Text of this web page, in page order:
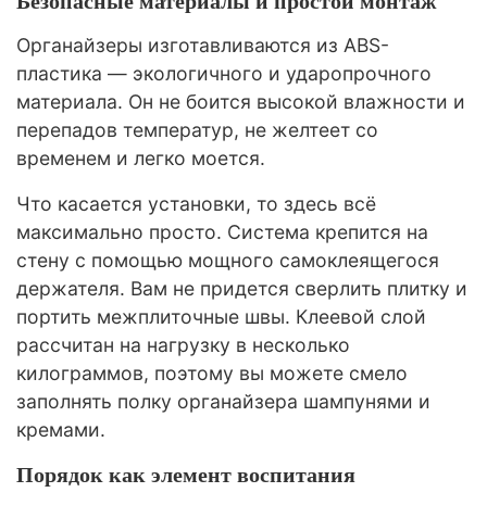
Органайзеры изготавливаются из ABS-
пластика — экологичного и ударопрочного
материала. Он не боится высокой влажности и
перепадов температур, не желтеет со
временем и легко моется.
Что касается установки, то здесь всё
максимально просто. Система крепится на
стену с помощью мощного самоклеящегося
держателя. Вам не придется сверлить плитку и
портить межплиточные швы. Клеевой слой
рассчитан на нагрузку в несколько
килограммов, поэтому вы можете смело
заполнять полку органайзера шампунями и
кремами.
Порядок как элемент воспитания